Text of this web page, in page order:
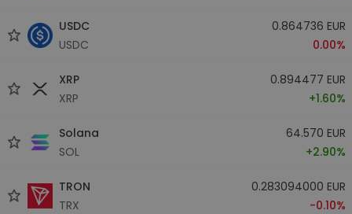
USDC
USDC
0.864736 EUR
0.00%
XRP
XRP
0.894477 EUR
+1.60%
Solana
SOL
64.570 EUR
+2.90%
TRON
TRX
0.283094000 EUR
-0.10%